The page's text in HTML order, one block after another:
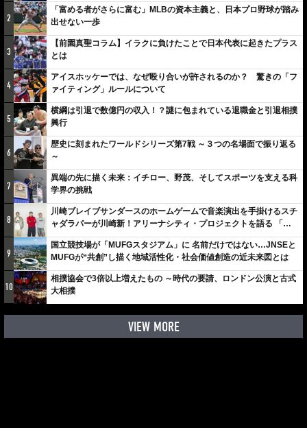
2
「富める者がさらに富む」MLBの資本主義と、日本プロ野球が踏み
出せない一歩
3
【前園真聖コラム】イラクに負けたことで日本代表に起きたプラス
とは
4
アイスホッケーでは、なぜ殴り合いが許されるのか？ 驚きの「フ
ァイティング」ルールについて
5
横綱は引退で数億円の収入！？謎に包まれている退職金と引退相撲
興行
6
歴史に刻まれたワールドシリーズ第7戦 ～３つの名場面で振り返る
～
7
異端の先に描く未来：イチロー、野茂、そしてスポーツを支える科
学界の挑戦
8
川崎ブレイブサンダースのホームゲームで音楽演出を手掛けるスチ
ャダラパーが川崎新！アリーナシティ・プロジェクトを語る 「楽
しみでしかないでしょ。川崎は、ずっと成長曲線だから」
9
国立競技場が「MUFGスタジアム」に 名前だけではない…JNSEと
MUFGが“共創”し描く地域活性化・社会価値創造の近未来図とは
10
相撲協会で3倍以上増えたもの ～時代の要請、ロンドン公演と古式
大相撲
VIEW MORE